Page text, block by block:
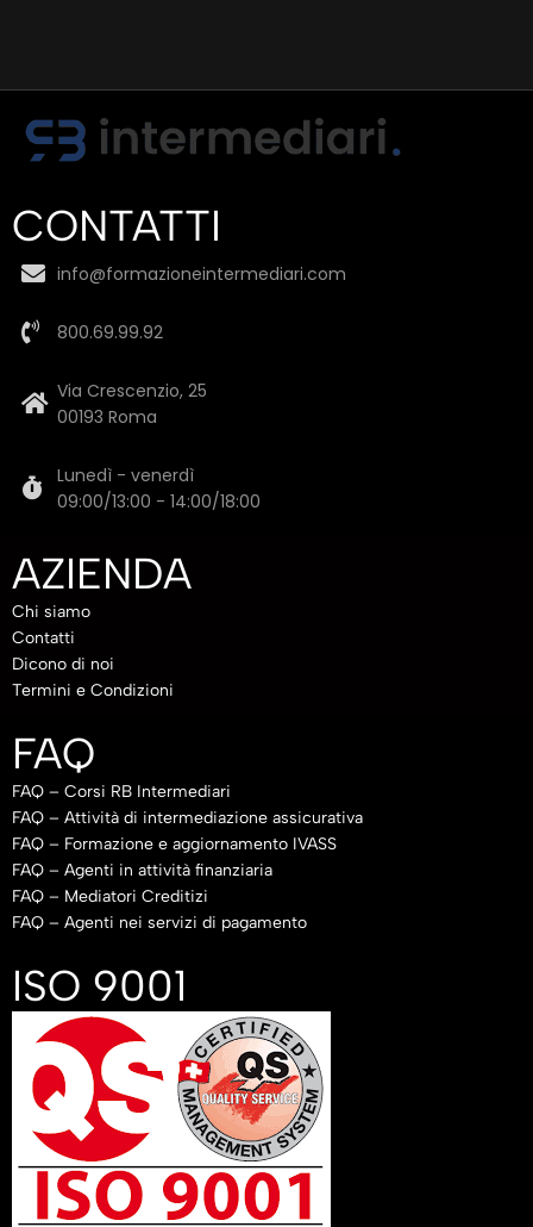
CONTATTI
info@formazioneintermediari.com
800.69.99.92
Via Crescenzio, 25
00193 Roma
Lunedì - venerdì
09:00/13:00 - 14:00/18:00
AZIENDA
Chi siamo
Contatti
Dicono di noi
Termini e Condizioni
FAQ
FAQ – Corsi RB Intermediari
FAQ – Attività di intermediazione assicurativa
FAQ – Formazione e aggiornamento IVASS
FAQ – Agenti in attività finanziaria
FAQ – Mediatori Creditizi
FAQ – Agenti nei servizi di pagamento
ISO 9001